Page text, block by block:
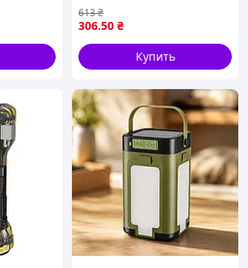
рыбалки кемпинга работы
306.50 ₴
613₴
Купить